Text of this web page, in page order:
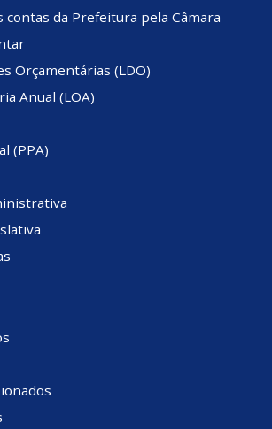
contas da Prefeitura pela Câmara
Orçamentárias (LDO)
Anual (LOA)
(PPA)